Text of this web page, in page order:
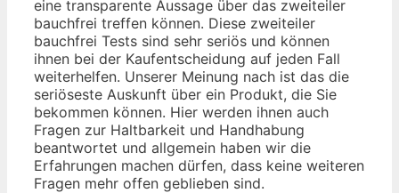
eine transparente Aussage über das zweiteiler
bauchfrei treffen können. Diese zweiteiler
bauchfrei Tests sind sehr seriös und können
ihnen bei der Kaufentscheidung auf jeden Fall
weiterhelfen. Unserer Meinung nach ist das die
seriöseste Auskunft über ein Produkt, die Sie
bekommen können. Hier werden ihnen auch
Fragen zur Haltbarkeit und Handhabung
beantwortet und allgemein haben wir die
Erfahrungen machen dürfen, dass keine weiteren
Fragen mehr offen geblieben sind.